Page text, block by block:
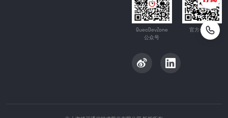
QuecDevZone
公众号
官方公众号